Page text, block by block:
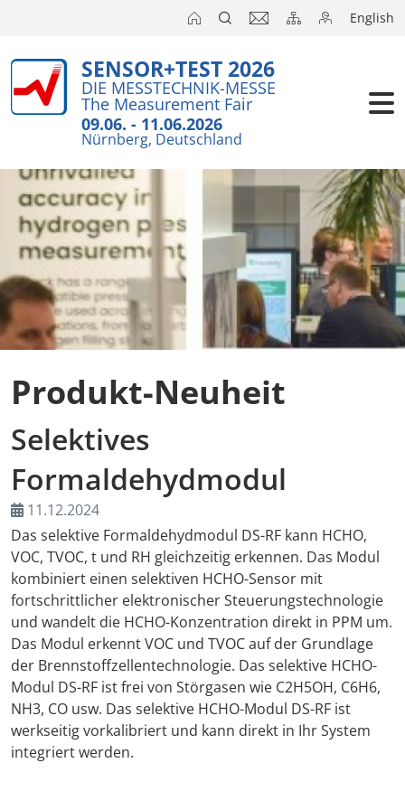
English
SENSOR+TEST 2026
DIE MESSTECHNIK-MESSE
The Measurement Fair
09.06. - 11.06.2026
Nürnberg, Deutschland
Produkt-Neuheit
Selektives
Formaldehydmodul
11.12.2024
Das selektive Formaldehydmodul DS-RF kann HCHO,
VOC, TVOC, t und RH gleichzeitig erkennen. Das Modul
kombiniert einen selektiven HCHO-Sensor mit
fortschrittlicher elektronischer Steuerungstechnologie
und wandelt die HCHO-Konzentration direkt in PPM um.
Das Modul erkennt VOC und TVOC auf der Grundlage
der Brennstoffzellentechnologie. Das selektive HCHO-
Modul DS-RF ist frei von Störgasen wie C2H5OH, C6H6,
NH3, CO usw. Das selektive HCHO-Modul DS-RF ist
werkseitig vorkalibriert und kann direkt in Ihr System
integriert werden.
SENSOR
SENSOR
Aussteller
Träger
Digitaler
Besucher
Presse